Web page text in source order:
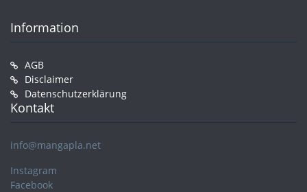
Information
AGB
Disclaimer
Datenschutzerklärung
Kontakt
info@mangapla.net
Instagram
Facebook